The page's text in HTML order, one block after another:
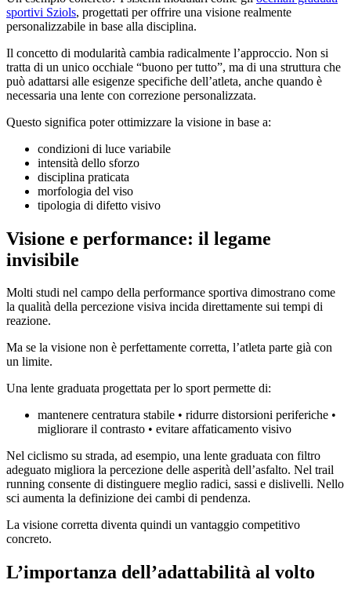
sportivi Sziols, progettati per offrire una visione realmente
personalizzabile in base alla disciplina.
Il concetto di modularità cambia radicalmente l’approccio. Non si
tratta di un unico occhiale “buono per tutto”, ma di una struttura che
può adattarsi alle esigenze specifiche dell’atleta, anche quando è
necessaria una lente con correzione personalizzata.
Questo significa poter ottimizzare la visione in base a:
condizioni di luce variabile
intensità dello sforzo
disciplina praticata
morfologia del viso
tipologia di difetto visivo
Visione e performance: il legame
invisibile
Molti studi nel campo della performance sportiva dimostrano come
la qualità della percezione visiva incida direttamente sui tempi di
reazione.
Ma se la visione non è perfettamente corretta, l’atleta parte già con
un limite.
Una lente graduata progettata per lo sport permette di:
mantenere centratura stabile • ridurre distorsioni periferiche •
migliorare il contrasto • evitare affaticamento visivo
Nel ciclismo su strada, ad esempio, una lente graduata con filtro
adeguato migliora la percezione delle asperità dell’asfalto. Nel trail
running consente di distinguere meglio radici, sassi e dislivelli. Nello
sci aumenta la definizione dei cambi di pendenza.
La visione corretta diventa quindi un vantaggio competitivo
concreto.
L’importanza dell’adattabilità al volto